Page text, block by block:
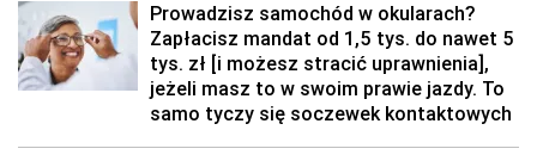
Prowadzisz samochód w okularach?
Zapłacisz mandat od 1,5 tys. do nawet 5
tys. zł [i możesz stracić uprawnienia],
jeżeli masz to w swoim prawie jazdy. To
samo tyczy się soczewek kontaktowych